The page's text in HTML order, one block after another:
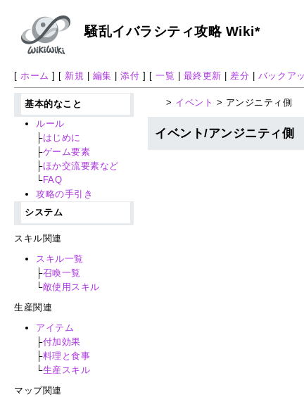
騒乱イバラシティ攻略 Wiki*
[ ホーム ] [ 新規 | 編集 |添付 ] [一覧 | 最終更新 | 差分 | バックア
> イベント > アンジニティ側
イベント/アンジニティ側
基本的なこと
ルール
├はじめに
├ゲーム要素
├ほか交流要素など
└FAQ
攻略の手引き
システム
スキル関連
スキル一覧
├召喚一覧
└敵使用スキル
生産関連
アイテム
├付加効果
├料理と食事
└生産スキル
マップ関連